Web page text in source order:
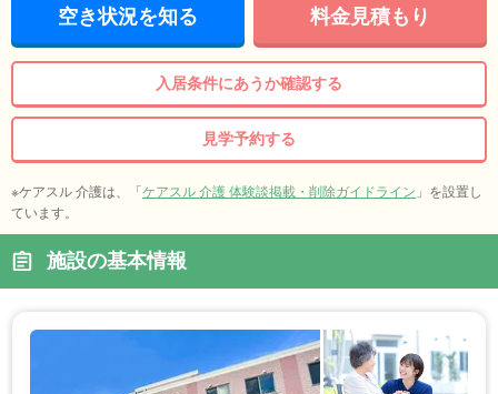
空き状況を知る 料金見積もり
入居条件にあうか確認する
見学予約する
※ケアスル 介護は、「ケアスル 介護 体験談掲載・削除ガイドライン 」を設置し
ています。
施設の基本情報